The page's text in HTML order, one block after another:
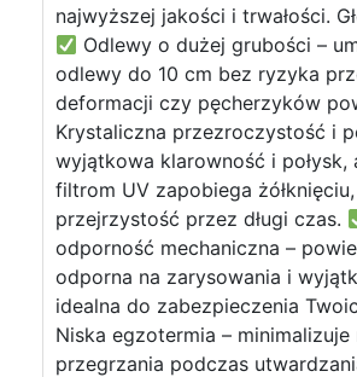
najwyższej jakości i trwałości.
Odlewy o dużej grubości –
odlewy do 10 cm bez ryzyka
deformacji czy pęcherzyków
Krystaliczna przezroczystość i
wyjątkowa klarowność i połysk,
filtrom UV zapobiega
przejrzystość przez długi czas.
odporność mechaniczna –
odporna na zarysowania i
idealna do zabezpieczenia
Niska egzotermia –
przegrzania podczas